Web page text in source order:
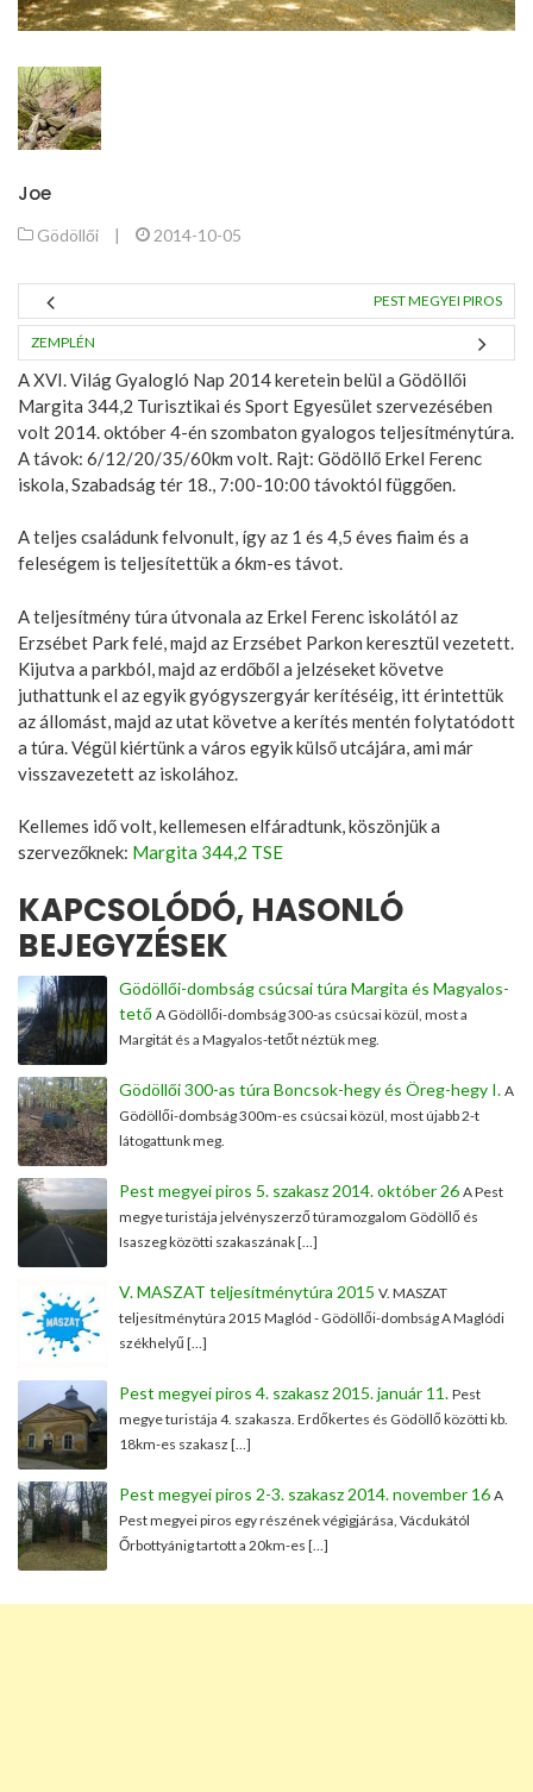
Joe
Gödöllői | 2014-10-05
PEST MEGYEI PIROS
ZEMPLÉN
A XVI. Világ Gyalogló Nap 2014 keretein belül a Gödöllői
Margita 344,2 Turisztikai és Sport Egyesület szervezésében
volt 2014. október 4-én szombaton gyalogos teljesítménytúra.
A távok: 6/12/20/35/60km volt. Rajt: Gödöllő Erkel Ferenc
iskola, Szabadság tér 18., 7:00-10:00 távoktól függően.
A teljes családunk felvonult, így az 1 és 4,5 éves fiaim és a
feleségem is teljesítettük a 6km-es távot.
A teljesítmény túra útvonala az Erkel Ferenc iskolától az
Erzsébet Park felé, majd az Erzsébet Parkon keresztül vezetett.
Kijutva a parkból, majd az erdőből a jelzéseket követve
juthattunk el az egyik gyógyszergyár kerítéséig, itt érintettük
az állomást, majd az utat követve a kerítés mentén folytatódott
a túra. Végül kiértünk a város egyik külső utcájára, ami már
visszavezetett az iskolához.
Kellemes idő volt, kellemesen elfáradtunk, köszönjük a
szervezőknek: Margita 344,2 TSE
KAPCSOLÓDÓ, HASONLÓ
BEJEGYZÉSEK
Gödöllői-dombság csúcsai túra Margita és Magyalos-
tető A Gödöllői-dombság 300-as csúcsai közül, most a
Margitát és a Magyalos-tetőt néztük meg.
Gödöllői 300-as túra Boncsok-hegy és Öreg-hegy I. A
Gödöllői-dombság 300m-es csúcsai közül, most újabb 2-t
látogattunk meg.
Pest megyei piros 5. szakasz 2014. október 26 A Pest
megye turistája jelvényszerző túramozgalom Gödöllő és
Isaszeg közötti szakaszának […]
V. MASZAT teljesítménytúra 2015 V. MASZAT
teljesítménytúra 2015 Maglód - Gödöllői-dombság A Maglódi
székhelyű […]
Pest megyei piros 4. szakasz 2015. január 11. Pest
megye turistája 4. szakasza. Erdőkertes és Gödöllő közötti kb.
18km-es szakasz […]
Pest megyei piros 2-3. szakasz 2014. november 16 A
Pest megyei piros egy részének végigjárása, Vácdukától
Őrbottyánig tartott a 20km-es […]